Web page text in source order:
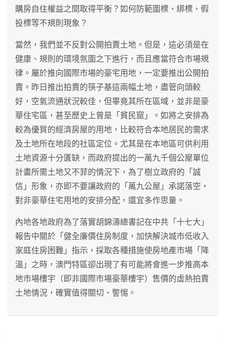
購房自住權益之間取得平衡？如何防範圍標、綁標、假
投標等不規則現象？
當然，我們並不反對公開拍賣土地。但是，這必須是在
健康、規則的環境氛圍之下進行，而且應當符合市場規
律。屬於推向國際市場的豪宅用地，一定要推出公開拍
賣。昨日推出拍賣的筷子基這兩幅土地，盡管向頭較
好，空氣流通狀況較佳，但畢竟其所在區域，並非是豪
華住宅區，甚至歷史上曾是「貧民窟」。如將之安排為
較為優質的經濟房屋的用地，比較符合本地居民的需求
及土地所在地段的社區定位。尤其是在本地區可供利用
土地資源十分匱缺，而政府提出的一萬九千個公屋單位
計畫所需土地又不菲的情況下，為了樹立政府的「誠
信」形象，亦即不要讓政府的「萬九公屋」承諾落空，
對非豪華住宅用地的安排分配，還宜多作思量。
內地各地政府為了落實胡錦濤總書記在中共「十七大」
報告中關於「健全廉價住房制度，加快解決城市低收入
家庭住房困難」指示，採取各種措施使房地產市場「降
溫」之時，澳門特區卻出現了有可能將會進一步推高本
地市場樓宇（即非國際市場豪華樓宇）售價的虛熱拍賣
土地情況，確實值得關切、警惕。